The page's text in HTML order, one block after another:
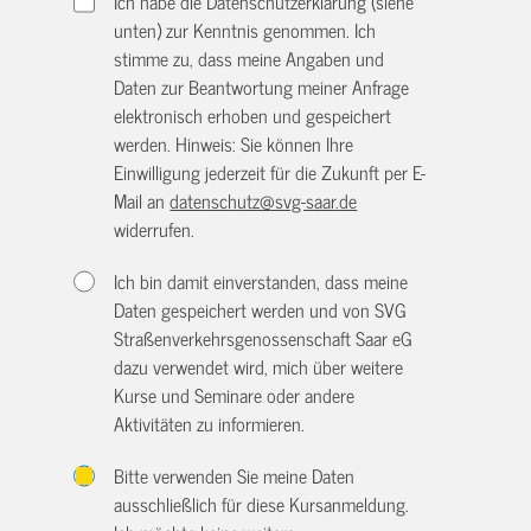
unten) zur Kenntnis genommen. Ich
stimme zu, dass meine Angaben und
Daten zur Beantwortung meiner Anfrage
elektronisch erhoben und gespeichert
werden. Hinweis: Sie können Ihre
Einwilligung jederzeit für die Zukunft per E-
Mail andatenschutz@svg-saar.de
widerrufen.
Ich bin damit einverstanden, dass meine
Daten gespeichert werden und von SVG
Straßenverkehrsgenossenschaft Saar eG
dazu verwendet wird, mich über weitere
Kurse und Seminare oder andere
Aktivitäten zu informieren.
Bitte verwenden Sie meine Daten
ausschließlich für diese Kursanmeldung.